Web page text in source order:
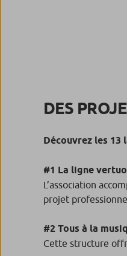
DES
Découvrez les 13
#1 La ligne
L’association
projet
#2 Tous à la
Cette structure